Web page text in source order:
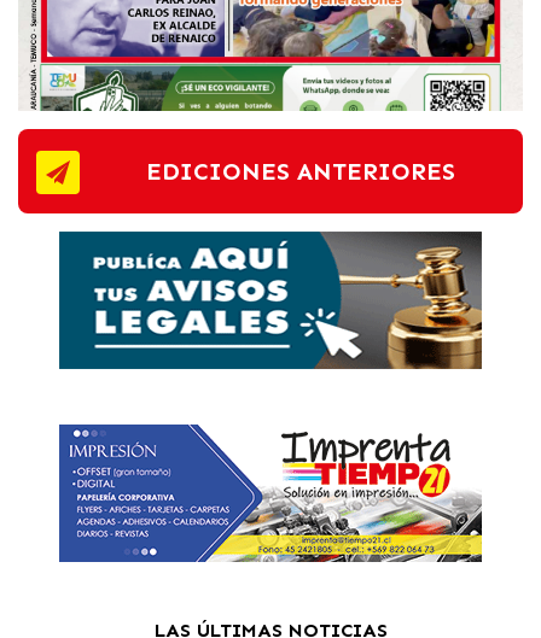
EDICIONES ANTERIORES
LAS ÚLTIMAS NOTICIAS